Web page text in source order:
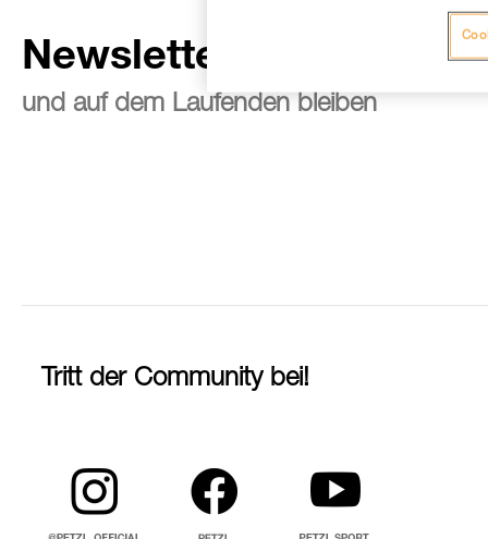
Newsletter abonnieren
und auf dem Laufenden bleiben
Tritt der Community bei!